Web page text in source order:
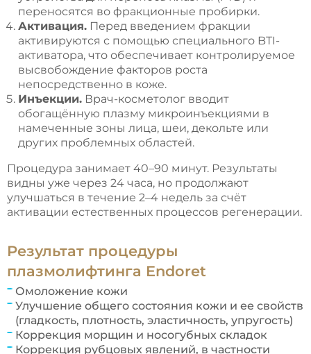
переносятся во фракционные пробирки.
Активация.Перед введением фракции
активируются с помощью специального BTI-
активатора, что обеспечивает контролируемое
высвобождение факторов роста
непосредственно в коже.
Инъекции.Врач-косметолог вводит
обогащённую плазму микроинъекциями в
намеченные зоны лица, шеи, декольте или
других проблемных областей.
Процедура занимает 40–90 минут. Результаты
видны уже через 24 часа, но продолжают
улучшаться в течение 2–4 недель за счёт
активации естественных процессов регенерации.
Результат процедуры
плазмолифтинга Endoret
Омоложение кожи
Улучшение общего состояния кожи и ее свойств
(гладкость, плотность, эластичность, упругость)
Коррекция морщин и носогубных складок
Коррекция рубцовых явлений, в частности